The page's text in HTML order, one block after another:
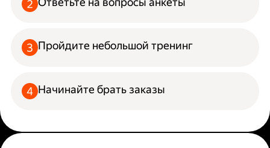
Пройдите небольшой тренинг
Начинайте брать заказы